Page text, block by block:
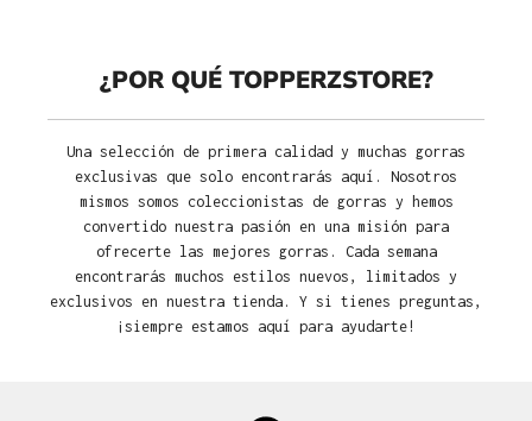
¿POR QUÉ TOPPERZSTORE?
Una selección de primera calidad y muchas gorras
exclusivas que solo encontrarás aquí. Nosotros
mismos somos coleccionistas de gorras y hemos
convertido nuestra pasión en una misión para
ofrecerte las mejores gorras. Cada semana
encontrarás muchos estilos nuevos, limitados y
exclusivos en nuestra tienda. Y si tienes preguntas,
¡siempre estamos aquí para ayudarte!